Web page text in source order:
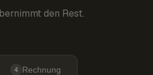
den Rest.
4 Rechnung